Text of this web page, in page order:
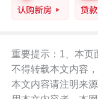
重要提示：1、本页
不得转载本文内容
本文内容请注明来